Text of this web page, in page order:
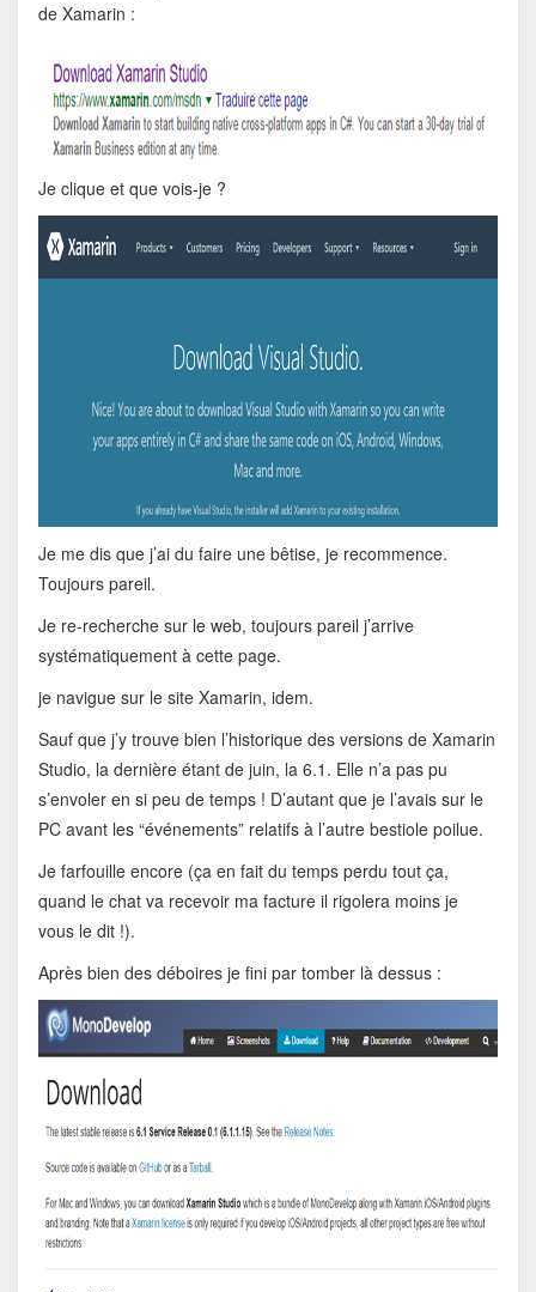
de Xamarin :
Je clique et que vois-je ?
Je me dis que j’ai du faire une bêtise, je recommence.
Toujours pareil.
Je re-recherche sur le web, toujours pareil j’arrive
systématiquement à cette page.
je navigue sur le site Xamarin, idem.
Sauf que j’y trouve bien l’historique des versions de Xamarin
Studio, la dernière étant de juin, la 6.1. Elle n’a pas pu
s’envoler en si peu de temps ! D’autant que je l’avais sur le
PC avant les “événements” relatifs à l’autre bestiole poilue.
Je farfouille encore (ça en fait du temps perdu tout ça,
quand le chat va recevoir ma facture il rigolera moins je
vous le dit !).
Après bien des déboires je fini par tomber là dessus :